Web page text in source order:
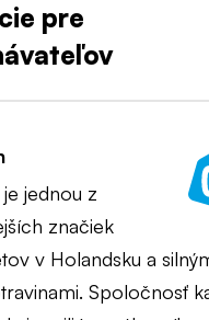
pre
jednou z
značiek
v Holandsku a
Spoločnosť